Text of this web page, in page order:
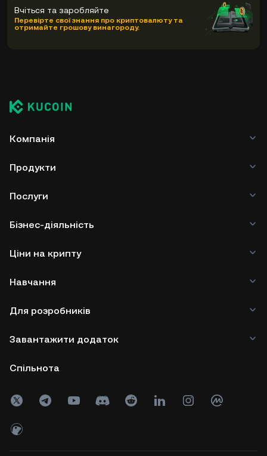
Вчіться та заробляйте
Перевірте свої знання про криптовалюту та
отримайте грошову винагороду.
Компанія
Продукти
Послуги
Бізнес-діяльність
Ціни на крипту
Навчання
Для розробників
Завантажити додаток
Спільнота